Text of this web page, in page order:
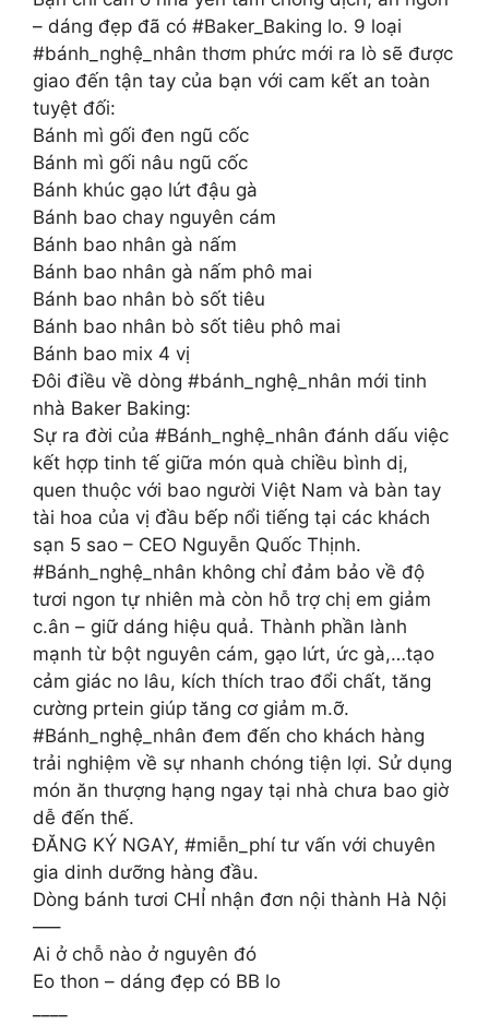
– dáng đẹp đã có #Baker_Baking lo. 9 loại
#bánh_nghệ_nhân thơm phức mới ra lò sẽ được
giao đến tận tay của bạn với cam kết an toàn
tuyệt đối:
Bánh mì gối đen ngũ cốc
Bánh mì gối nâu ngũ cốc
Bánh khúc gạo lứt đậu gà
Bánh bao chay nguyên cám
Bánh bao nhân gà nấm
Bánh bao nhân gà nấm phô mai
Bánh bao nhân bò sốt tiêu
Bánh bao nhân bò sốt tiêu phô mai
Bánh bao mix 4 vị
Đôi điều về dòng #bánh_nghệ_nhân mới tinh
nhà Baker Baking:
Sự ra đời của #Bánh_nghệ_nhân đánh dấu việc
kết hợp tinh tế giữa món quà chiều bình dị,
quen thuộc với bao người Việt Nam và bàn tay
tài hoa của vị đầu bếp nổi tiếng tại các khách
sạn 5 sao – CEO Nguyễn Quốc Thịnh.
#Bánh_nghệ_nhân không chỉ đảm bảo về độ
tươi ngon tự nhiên mà còn hỗ trợ chị em giảm
c.ân – giữ dáng hiệu quả. Thành phần lành
mạnh từ bột nguyên cám, gạo lứt, ức gà,…tạo
cảm giác no lâu, kích thích trao đổi chất, tăng
cường prtein giúp tăng cơ giảm m.ỡ.
#Bánh_nghệ_nhân đem đến cho khách hàng
trải nghiệm về sự nhanh chóng tiện lợi. Sử dụng
món ăn thượng hạng ngay tại nhà chưa bao giờ
dễ đến thế.
ĐĂNG KÝ NGAY, #miễn_phí tư vấn với chuyên
gia dinh dưỡng hàng đầu.
Dòng bánh tươi CHỈ nhận đơn nội thành Hà Nội
—–
Ai ở chỗ nào ở nguyên đó
Eo thon – dáng đẹp có BB lo